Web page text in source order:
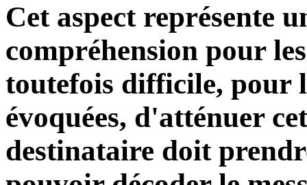
Cet aspect représente
compréhension pour
toutefois difficile, pour
évoquées, d'atténuer
destinataire doit